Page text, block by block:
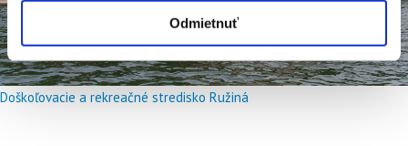
Odmietnuť
Doškoľovacie a rekreačné stredisko Ružiná